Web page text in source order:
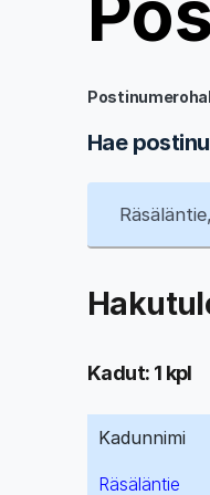
Hae
Kadut: 1 kpl
Kadunnimi
Räsäläntie